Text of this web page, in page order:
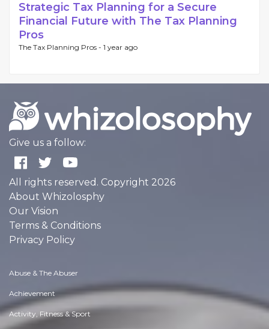
Strategic Tax Planning for a Secure
Financial Future with The Tax Planning
Pros
The Tax Planning Pros - 1 year ago
Give us a follow:
All rights reserved. Copyright 2026
About Whizolosphy
Our Vision
Terms & Conditions
Privacy Policy
Abuse & The Abuser
Achievement
Activity, Fitness & Sport